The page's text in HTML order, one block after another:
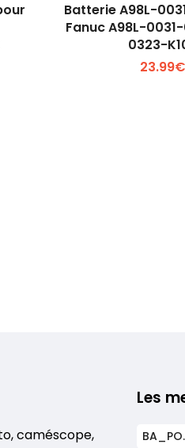
Voir
Batterie A98L-
Fanuc A98L-
0323-
23.99€
caméscope,
Les